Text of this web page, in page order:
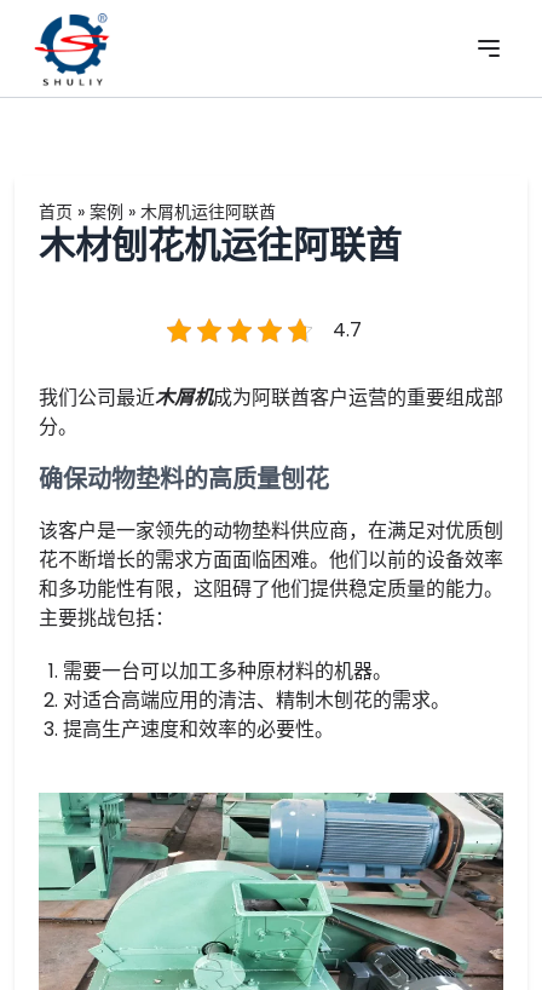
首页 » 案例 » 木屑机运往阿联酋
木材刨花机运往阿联酋
4.7
我们公司最近木屑机成为阿联酋客户运营的重要组成部
分。
确保动物垫料的高质量刨花
该客户是一家领先的动物垫料供应商，在满足对优质刨
花不断增长的需求方面面临困难。他们以前的设备效率
和多功能性有限，这阻碍了他们提供稳定质量的能力。
主要挑战包括：
需要一台可以加工多种原材料的机器。
对适合高端应用的清洁、精制木刨花的需求。
提高生产速度和效率的必要性。